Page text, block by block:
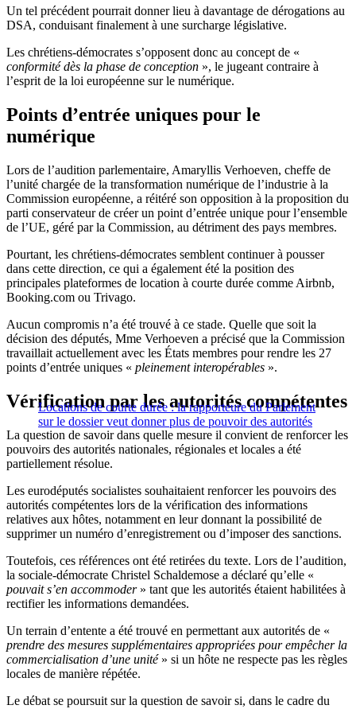
Un tel précédent pourrait donner lieu à davantage de dérogations au
DSA, conduisant finalement à une surcharge législative.
Les chrétiens-démocrates s’opposent donc au concept de «
conformité dès la phase de conception », le jugeant contraire à
l’esprit de la loi européenne sur le numérique.
Points d’entrée uniques pour le
numérique
Lors de l’audition parlementaire, Amaryllis Verhoeven, cheffe de
l’unité chargée de la transformation numérique de l’industrie à la
Commission européenne, a réitéré son opposition à la proposition du
parti conservateur de créer un point d’entrée unique pour l’ensemble
de l’UE, géré par la Commission, au détriment des pays membres.
Pourtant, les chrétiens-démocrates semblent continuer à pousser
dans cette direction, ce qui a également été la position des
principales plateformes de location à courte durée comme Airbnb,
Booking.com ou Trivago.
Aucun compromis n’a été trouvé à ce stade. Quelle que soit la
décision des députés, Mme Verhoeven a précisé que la Commission
travaillait actuellement avec les États membres pour rendre les 27
points d’entrée uniques « pleinement interopérables ».
Locations de courte durée : la rapporteure du Parlement
sur le dossier veut donner plus de pouvoir des autorités
Vérification par les autorités compétentes
La question de savoir dans quelle mesure il convient de renforcer les
pouvoirs des autorités nationales, régionales et locales a été
partiellement résolue.
Les eurodéputés socialistes souhaitaient renforcer les pouvoirs des
autorités compétentes lors de la vérification des informations
relatives aux hôtes, notamment en leur donnant la possibilité de
supprimer un numéro d’enregistrement ou d’imposer des sanctions.
Toutefois, ces références ont été retirées du texte. Lors de l’audition,
la sociale-démocrate Christel Schaldemose a déclaré qu’elle «
pouvait s’en accommoder» tant que les autorités étaient habilitées à
rectifier les informations demandées.
Un terrain d’entente a été trouvé en permettant aux autorités de «
prendre des mesures supplémentaires appropriées pour empêcher la
commercialisation d’une unité» si un hôte ne respecte pas les règles
locales de manière répétée.
Le débat se poursuit sur la question de savoir si, dans le cadre du